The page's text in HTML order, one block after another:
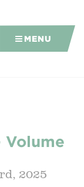
MENU
Volume
2025